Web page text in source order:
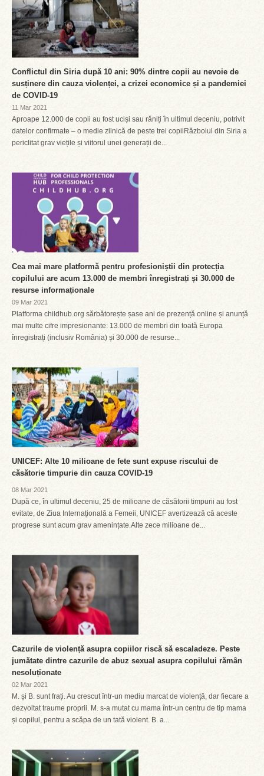
Conflictul din Siria după 10 ani: 90% dintre copii au nevoie de
susținere din cauza violenței, a crizei economice și a pandemiei
de COVID-19
11 Mar 2021
Aproape 12.000 de copii au fost uciși sau răniți în ultimul deceniu, potrivit
datelor confirmate – o medie zilnică de peste trei copiiRăzboiul din Siria a
periclitat grav viețile și viitorul unei generații de...
Cea mai mare platformă pentru profesioniștii din protecția
copilului are acum 13.000 de membri înregistrați și 30.000 de
resurse informaționale
09 Mar 2021
Platforma childhub.org sărbătorește șase ani de prezență online și anunță
mai multe cifre impresionante: 13.000 de membri din toată Europa
înregistrați (inclusiv România) și 30.000 de resurse...
UNICEF: Alte 10 milioane de fete sunt expuse riscului de
căsătorie timpurie din cauza COVID-19
08 Mar 2021
După ce, în ultimul deceniu, 25 de milioane de căsătorii timpurii au fost
evitate, de Ziua Internațională a Femeii, UNICEF avertizează că aceste
progrese sunt acum grav amenințate.Alte zece milioane de...
Cazurile de violență asupra copiilor riscă să escaladeze. Peste
jumătate dintre cazurile de abuz sexual asupra copilului rămân
nesoluționate
02 Mar 2021
M. și B. sunt frați. Au crescut într-un mediu marcat de violență, dar fiecare a
dezvoltat traume proprii. M. s-a mutat cu mama într-un centru de tip mama
și copilul, pentru a scăpa de un tată violent. B. a...